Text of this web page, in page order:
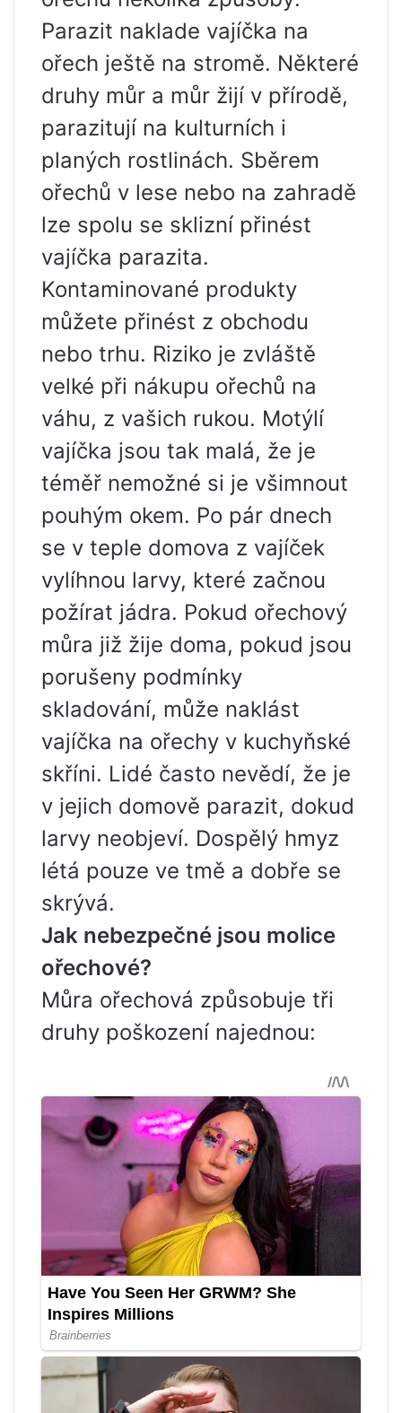
Parazit naklade vajíčka na
ořech ještě na stromě. Některé
druhy můr a můr žijí v přírodě,
parazitují na kulturních i
planých rostlinách. Sběrem
ořechů v lese nebo na zahradě
lze spolu se sklizní přinést
vajíčka parazita.
Kontaminované produkty
můžete přinést z obchodu
nebo trhu. Riziko je zvláště
velké při nákupu ořechů na
váhu, z vašich rukou. Motýlí
vajíčka jsou tak malá, že je
téměř nemožné si je všimnout
pouhým okem. Po pár dnech
se v teple domova z vajíček
vylíhnou larvy, které začnou
požírat jádra. Pokud ořechový
můra již žije doma, pokud jsou
porušeny podmínky
skladování, může naklást
vajíčka na ořechy v kuchyňské
skříni. Lidé často nevědí, že je
v jejich domově parazit, dokud
larvy neobjeví. Dospělý hmyz
létá pouze ve tmě a dobře se
skrývá.
Jak nebezpečné jsou molice
ořechové?
Můra ořechová způsobuje tři
druhy poškození najednou: